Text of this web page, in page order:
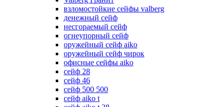
взломостойкие сейфы valberg
денежный сейф
несгораемый сейф
огнеупорный сейф
оружейный сейф aiko
оружейный сейф чирок
офисные сейфы aiko
сейф 28
сейф 46
сейф 500 500
сейф aiko t